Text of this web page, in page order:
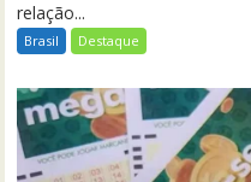
relação...
Brasil Destaque